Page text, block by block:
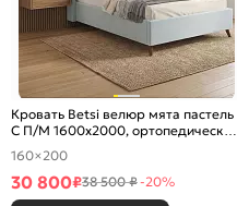
Кровать Betsi велюр мята пастель
С П/М 1600x2000, ортопедическое
основание, изголовье мягкое
160×200
30 800₽38 500 ₽-20%